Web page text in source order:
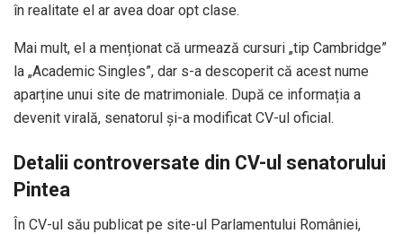
în realitate el ar avea doar opt clase.
Mai mult, el a menționat că urmează cursuri „tip Cambridge”
la „Academic Singles”, dar s-a descoperit că acest nume
aparține unui site de matrimoniale. După ce informația a
devenit virală, senatorul și-a modificat CV-ul oficial.
Detalii controversate din CV-ul senatorului
Pintea
În CV-ul său publicat pe site-ul Parlamentului României,